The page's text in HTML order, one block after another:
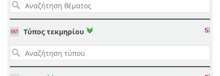
Τύπος τεκμηρίου